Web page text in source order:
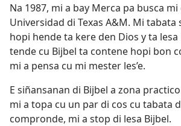
Na 1987, mi a bay Merca pa busca
Universidad di Texas A&M. Mi tabata
hopi hende ta kere den Dios y ta lesa
tende cu Bijbel ta contene hopi bon
mi a pensa cu mi mester les’e.
E siñansanan di Bijbel a zona
mi a topa cu un par di cos cu tabata
compronde, mi a stop di lesa Bijbel.